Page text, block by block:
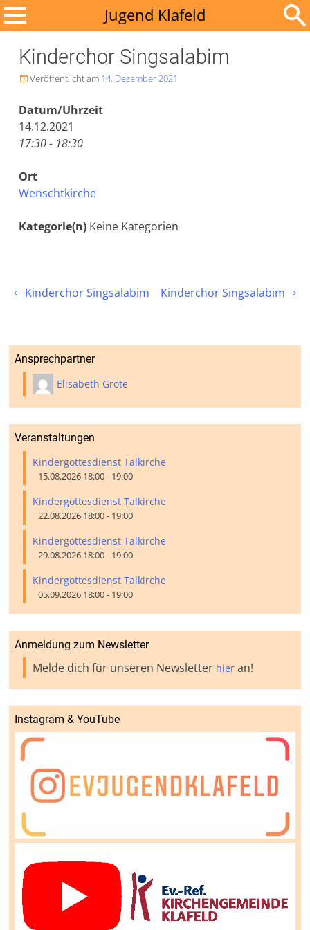
Zum
Inhalt
Jugend Klafeld
nach:Kinderchor Singsalabim
Veröffentlicht am 14. Dezember 2021
Datum/Uhrzeit
14.12.2021
17:30 - 18:30
Ort
Wenschtkirche
Kategorie(n) Keine Kategorien
Beitragsnavigation
 Kinderchor Singsalabim Kinderchor Singsalabim 
Ansprechpartner
Elisabeth Grote
Veranstaltungen
Kindergottesdienst Talkirche
15.08.2026 18:00 - 19:00
Kindergottesdienst Talkirche
22.08.2026 18:00 - 19:00
Kindergottesdienst Talkirche
29.08.2026 18:00 - 19:00
Kindergottesdienst Talkirche
05.09.2026 18:00 - 19:00
Anmeldung zum Newsletter
Melde dich für unseren Newsletter hier an!
Instagram & YouTube